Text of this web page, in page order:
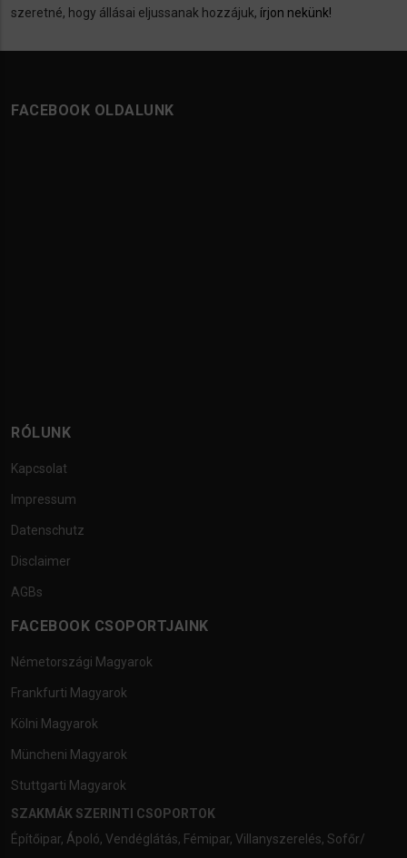
szeretné, hogy állásai eljussanak hozzájuk, írjon nekünk!
FACEBOOK OLDALUNK
RÓLUNK
Kapcsolat
Impressum
Datenschutz
Disclaimer
AGBs
FACEBOOK CSOPORTJAINK
Németországi Magyarok
Frankfurti Magyarok
Kölni Magyarok
Müncheni Magyarok
Stuttgarti Magyarok
SZAKMÁK SZERINTI CSOPORTOK
Építőipar, Ápoló, Vendéglátás, Fémipar, Villanyszerelés, Sofőr/